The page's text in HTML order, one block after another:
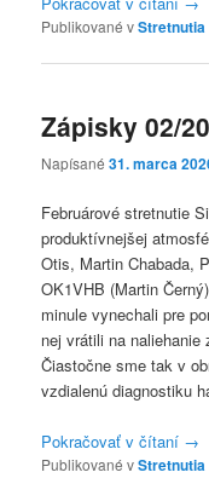
Publikované vStretnutia
Zápisky 02/
Napísané31. marca
Februárové stretnutie
produktívnejšej
Otis, Martin Chabada,
OK1VHB (Martin
minule vynechali pre
nej vrátili na
Čiastočne sme tak v
vzdialenú diagnostiku
Pokračovať v čítaní →
Publikované vStretnutia